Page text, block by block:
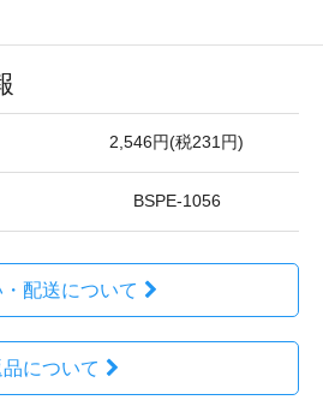
2,546円(税231円)
BSPE-1056
配送について
について